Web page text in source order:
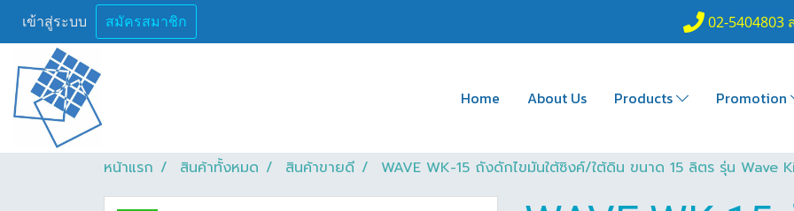
เข้าสู่ระบบ สมัครสมาชิก 02-5404803
Home About Us Products Promotion
หน้าแรก สินค้าทั้งหมด สินค้าขายดี WAVE WK-15 ถังดักไขมันใต้ซิงค์/ใต้ดิน ขนาด 15 ลิตร รุ่น Wave